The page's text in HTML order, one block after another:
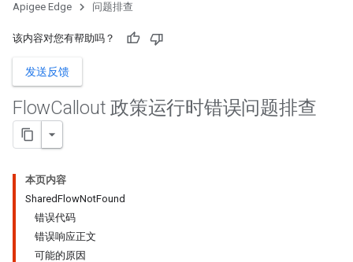
Apigee Edge 问题排查
该内容对您有帮助吗？
发送反馈
FlowCallout 政策运行时错误问题排查
本页内容
SharedFlowNotFound
错误代码
错误响应正文
可能的原因